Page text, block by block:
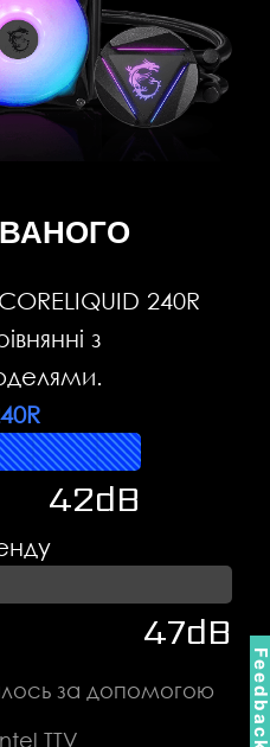
240R
з
42dB
47dB
за допомогою
TTV